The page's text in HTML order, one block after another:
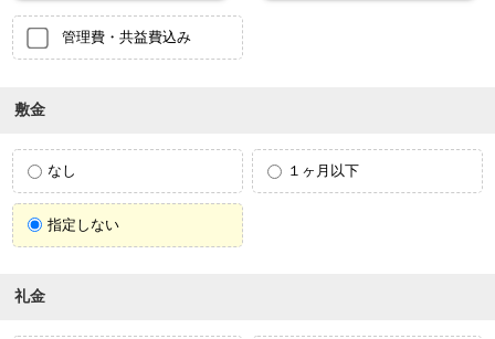
管理費・共益費込み
敷金
なし １ヶ月以下
指定しない
礼金